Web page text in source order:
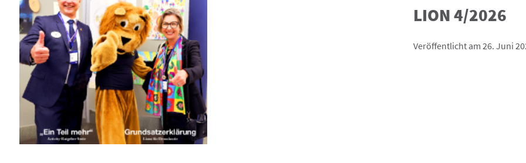
LION 4/2026
Veröffentlicht am 26. Juni